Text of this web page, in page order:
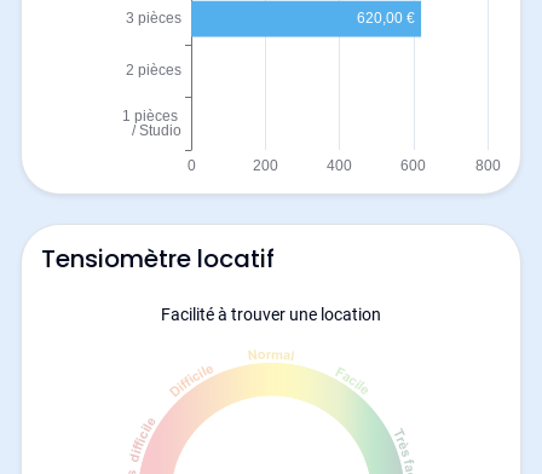
Tensiomètre locatif
Facilité à trouver une location